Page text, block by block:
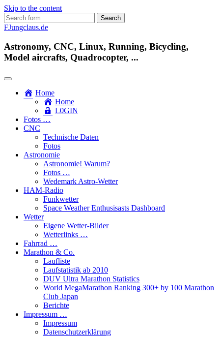
Skip to the content
Search
for:
FJungclaus.de
Astronomy, CNC, Linux, Running, Bicycling,
Model aircrafts, Quadrocopter, ...
Home
Home
L​0​​GIN
Fotos …
CNC
Technische Daten
Fotos
Astronomie
Astronomie! Warum?
Fotos …
Wedemark Astro-Wetter
HAM-Radio
Funkwetter
Space Weather Enthusisasts Dashboard
Wetter
Eigene Wetter-Bilder
Wetterlinks …
Fahrrad …
Marathon & Co.
Laufliste
Laufstatistik ab 2010
DUV Ultra Marathon Statistics
World MegaMarathon Ranking 300+ by 100 Marathon
Club Japan
Berichte
Impressum …
Impressum
Datenschutzerklärung